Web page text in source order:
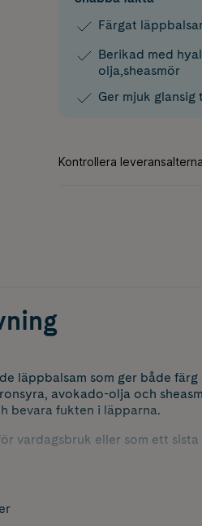
Färgat
Berikad med
olja,sheasmör
Ger mjuk
läppbalsam som ger både
avokado-olja och
bevara fukten i läpparna.
vardagsbruk eller som ett sista